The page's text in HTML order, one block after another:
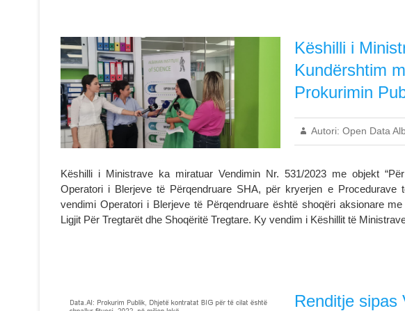
Këshilli i
Kundërshtim
Prokurimin
Autori: Open Data
Këshilli i Ministrave ka miratuar Vendimin Nr. 531/2023 me objekt
Operatori i Blerjeve të Përqendruare SHA, për kryerjen e Procedurave
vendimi Operatori i Blerjeve të Përqendruare është shoqëri aksionare
Ligjit Për Tregtarët dhe Shoqëritë Tregtare. Ky vendim i Këshillit të
Renditje sipas